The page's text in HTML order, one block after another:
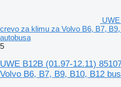
crevo za klimu za Volvo B6, B7,
autobusa
5
UWE B12B (01.97-12.11)
Volvo B6, B7, B9, B10, B12